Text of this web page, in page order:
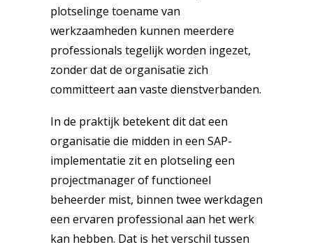
plotselinge toename van
werkzaamheden kunnen meerdere
professionals tegelijk worden ingezet,
zonder dat de organisatie zich
committeert aan vaste dienstverbanden.
In de praktijk betekent dit dat een
organisatie die midden in een SAP-
implementatie zit en plotseling een
projectmanager of functioneel
beheerder mist, binnen twee werkdagen
een ervaren professional aan het werk
kan hebben. Dat is het verschil tussen